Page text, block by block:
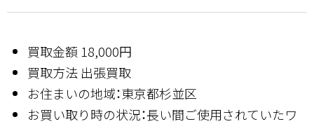
買取金額 18,000円
買取方法 出張買取
お住まいの地域：東京都杉並区
お買い取り時の状況：長い間ご使用されていたワ